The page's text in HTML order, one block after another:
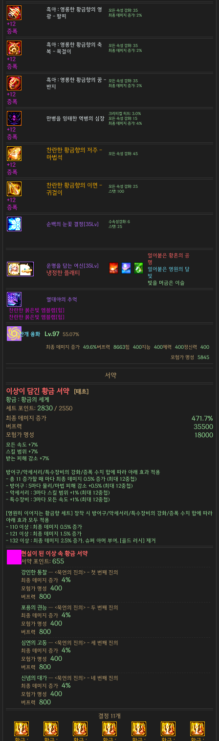
흑아 : 영롱한 황금향의 영
광 - 팔찌
모든 속성 강화: 35
최종 데미지 증가: 2%
+12
증폭
흑아 : 영롱한 황금향의 축
복 - 목걸이
모든 속성 강화: 35
최종 데미지 증가: 2%
+12
증폭
흑아 : 영롱한 황금향의 꿈 -
반지
모든 속성 강화: 35
최종 데미지 증가: 2%
+12
증폭
만병을 잉태한 역병의 심장
크리티컬 히트: 3.0%
모든 속성 강화: 15
최종 데미지 증가: 4%
+12
증폭
찬란한 황금향의 저주 -
마법석
모든 속성 강화: 45
+12
증폭
찬란한 황금향의 이면 -
귀걸이
모든 속성 강화: 25
스탯: 100
+12
증폭
순백의 눈꽃 결정[35Lv]
수속성강화: 6
스탯: 25
운명을 담는 여신[35Lv]
냉정한 플래티
얼어붙은 황혼의 공
명
얼어붙은 영원의 달
빛
빛을 머금은 이슬
열대야의 추억
찬란한 붉은빛 엠블렘[힘]
찬란한 붉은빛 엠블렘[힘]
안개 융화 Lv.97 55.07%
최종 데미지 증가 49.6%버프력 8663힘 400지능 400체력 400정신력
400
모험가 명성
5845
서약
이상이 담긴 황금 서약
[태초]
황금 : 황금의 세계
세트 포인트: 2830 / 2550
최종 데미지 증가
471.7%
버프력 35500
모험가 명성 18000
모든 속도 +7%
스킬 범위 +7%
받는 피해 감소 +7%
방어구/악세서리/특수장비의 강화/증폭 수치 합에 따라 아래 효과 적용
- 총 11 증가할 때 마다 최종 데미지 0.5% 증가 (최대 12중첩)
- 방어구 : 5마다 물리/마법 피해 감소 +0.5% (최대 12중첩)
- 악세서리 : 3마다 스킬 범위 +1% (최대 12중첩)
- 특수장비 : 3마다 모든 속도 +1% (최대 12중첩)
[영원히 이어지는 황금향 세트] 장착 시 방어구/악세서리/특수장비의 강화/증폭 수치 합에 따라
아래 효과 모두 적용
- 110 이상 : 최종 데미지 0.5% 증가
- 121 이상 : 최종 데미지 1.5% 증가
- 132 이상 : 최종 데미지 2.5% 증가, 슈퍼 아머 부여, [골드 러시] 제거
현실이 된 이상 속 황금 서약
서약 포인트:655
강인한 통찰— <묵언의 진의> - 첫 번째 진의
최종 데미지 증가 4%
모험가 명성 400
버프력 800
포용의 권능— <묵언의 진의> - 두 번째 진의
최종 데미지 증가 4%
모험가 명성 400
버프력 800
심연의 고동— <묵언의 진의> - 세 번째 진의
최종 데미지 증가 4%
모험가 명성 400
버프력 800
신념의 대가— <묵언의 진의> - 네 번째 진의
최종 데미지 증가 4%
모험가 명성 400
버프력 800
결정 11개